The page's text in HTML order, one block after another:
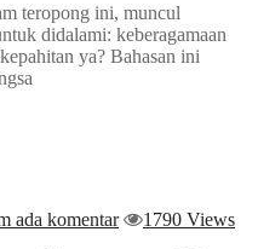
teropong ini, muncul
didalami: keberagamaan
ya? Bahasan ini
ada komentar
1790 Views